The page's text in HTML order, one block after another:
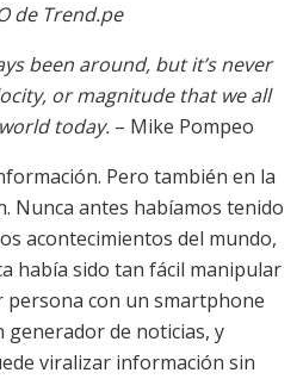
de Trend.pe
been around, but it’s never
or magnitude that we all
today. – Mike Pompeo
Pero también en la
Nunca antes habíamos tenido
acontecimientos del mundo,
había sido tan fácil manipular
persona con un smartphone
de noticias, y
viralizar información sin